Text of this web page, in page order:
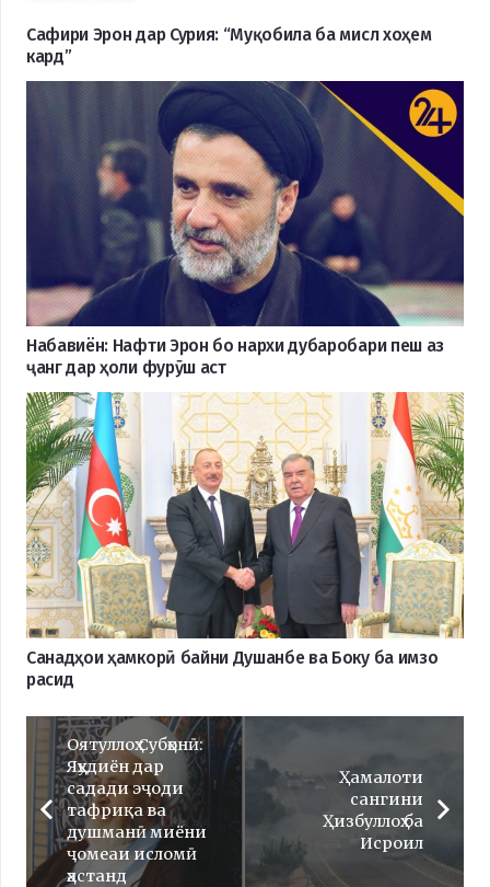
Сафири Эрон дар Сурия: “Муқобила ба мисл хоҳем
кард”
Набавиён: Нафти Эрон бо нархи дубаробари пеш аз
ҷанг дар ҳоли фурӯш аст
Санадҳои ҳамкорӣ байни Душанбе ва Боку ба имзо
расид
Оятуллоҳ Субҳонӣ:
Яҳудиён дар
садади эҷоди
тафриқа ва
душманӣ миёни
ҷомеаи исломӣ
ҳастанд
Ҳамалоти
сангини
Ҳизбуллоҳ ба
Исроил